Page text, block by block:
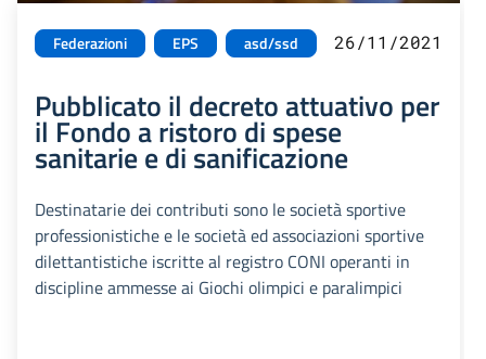
Federazioni EPS asd/ssd 26/11/2021
Pubblicato il decreto attuativo per
il Fondo a ristoro di spese
sanitarie e di sanificazione
Destinatarie dei contributi sono le società sportive
professionistiche e le società ed associazioni sportive
dilettantistiche iscritte al registro CONI operanti in
discipline ammesse ai Giochi olimpici e paralimpici